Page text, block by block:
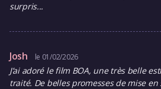
surpris...
Josh le 01/02/2026
J’ai adoré le film BOA, une très belle
traité. De belles promesses de mise en